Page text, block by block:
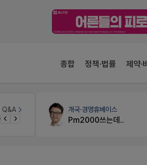
종합 정책·법률 제약·
Q&A
약국 개국 대출 어떻게 받아야할지 어렵습니다
개국·경영휴베이스
Pm2000쓰는데..